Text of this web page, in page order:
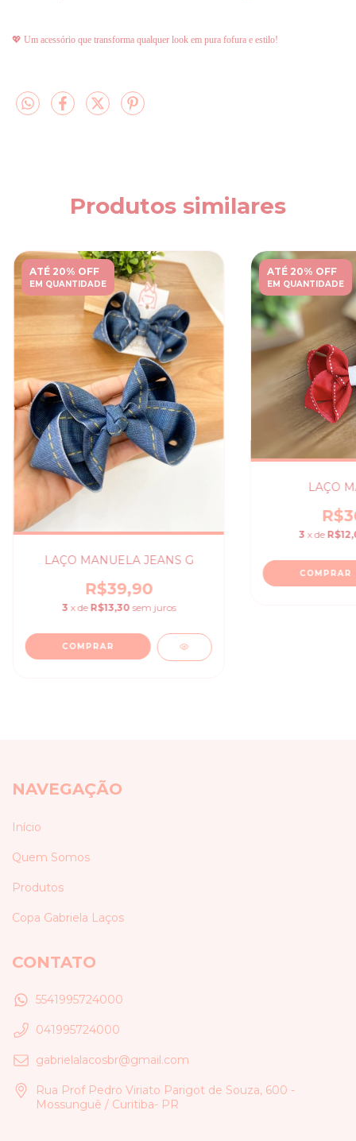
💖 Um acessório que transforma qualquer look em pura fofura e estilo!
Produtos similares
ATÉ 20% OFF
EM QUANTIDADE
LAÇO MANUELA JEANS G
R$39,90
3 x de R$13,30 sem juros
COMPRAR
ATÉ 20% OFF
EM QUANTIDADE
LAÇO
3 x de
COMPRAR
NAVEGAÇÃO
Início
Quem Somos
Produtos
Copa Gabriela Laços
CONTATO
5541995724000
041995724000
gabrielalacosbr@gmail.com
Rua Prof Pedro Viriato Parigot de Souza, 600 -
Mossunguê / Curitiba- PR